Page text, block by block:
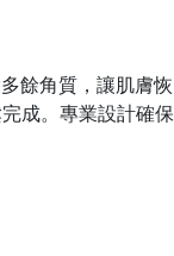
餘角質，讓肌膚恢
成。專業設計確保